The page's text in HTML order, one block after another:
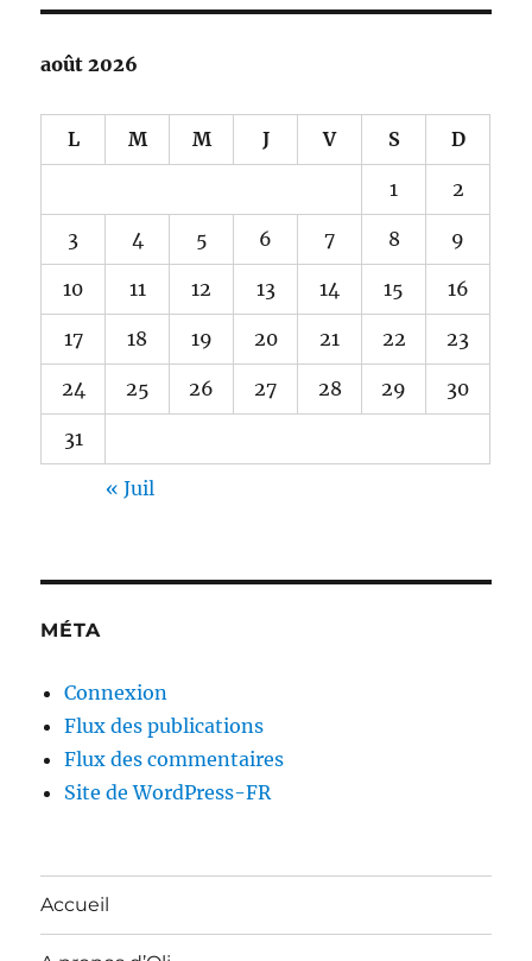
août 2026
L M M J V S D
1 2
3 4 5 6 7 8 9
10 11 12 13 14 15 16
17 18 19 20 21 22 23
24 25 26 27 28 29 30
31
« Juil
MÉTA
Connexion
Flux des publications
Flux des commentaires
Site de WordPress-FR
Accueil